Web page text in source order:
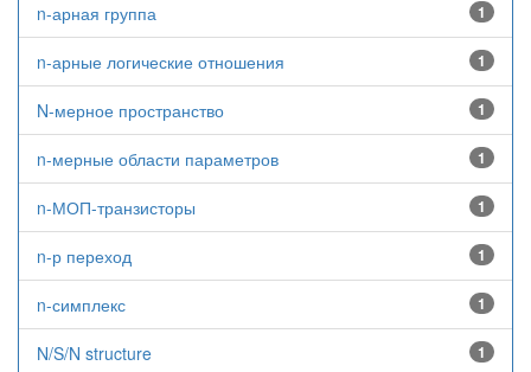
n-арная группа 1
n-арные логические отношения 1
N-мерное пространство 1
n-мерные области параметров 1
n-МОП-транзисторы 1
n-р переход 1
n-симплекс 1
N/S/N structure 1